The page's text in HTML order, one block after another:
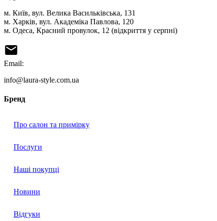
м. Київ, вул. Велика Васильківська, 131
м. Харків, вул. Академіка Павлова, 120
м. Одеса, Красний провулок, 12 (відкриття у серпні)
Email:
info@laura-style.com.ua
Бренд
Про салон та примірку
Послуги
Наші покупці
Новини
Відгуки